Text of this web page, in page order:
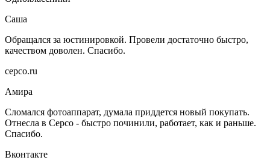
Саша
Обращался за юстинировкой. Провели достаточно быстро,
качеством доволен. Спасибо.
серсо.ru
Амира
Сломался фотоаппарат, думала приддется новый покупать.
Отнесла в Серсо - быстро починили, работает, как и раньше.
Спасибо.
Вконтакте